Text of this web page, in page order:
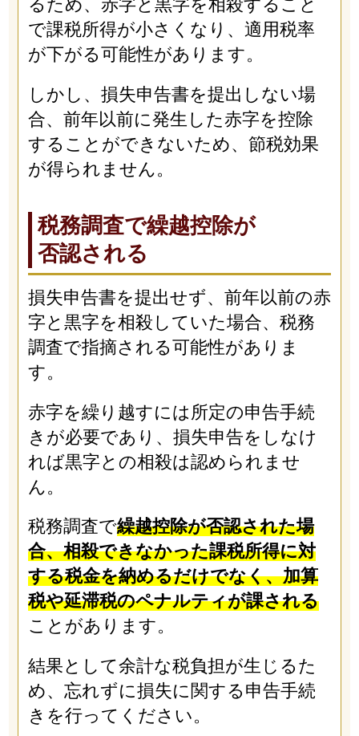
るため、赤字と黒字を相殺すること
で課税所得が小さくなり、適用税率
が下がる可能性があります。
しかし、損失申告書を提出しない場
合、前年以前に発生した赤字を控除
することができないため、節税効果
が得られません。
税務調査で繰越控除が
否認される
損失申告書を提出せず、前年以前の赤
字と黒字を相殺していた場合、税務
調査で指摘される可能性がありま
す。
赤字を繰り越すには所定の申告手続
きが必要であり、損失申告をしなけ
れば黒字との相殺は認められませ
ん。
税務調査で繰越控除が否認された場
合、相殺できなかった課税所得に対
する税金を納めるだけでなく、加算
税や延滞税のペナルティが課される
ことがあります。
結果として余計な税負担が生じるた
め、忘れずに損失に関する申告手続
きを行ってください。